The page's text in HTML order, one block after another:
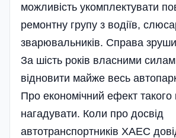
можливість укомплектувати
ремонтну групу з водіїв,
зварювальників. Справа
За шість років власними
відновити майже весь
Про економічний ефект такого
нагадувати. Коли про досвід
автотранспортників ХАЕС